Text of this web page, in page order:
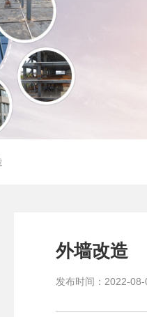
外墙改造
发布时间： 2022-08-